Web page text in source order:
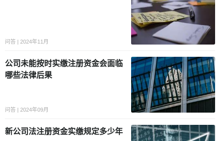
问答 | 2024年11月
公司未能按时实缴注册资金会面临
哪些法律后果
问答 | 2024年09月
新公司法注册资金实缴规定多少年